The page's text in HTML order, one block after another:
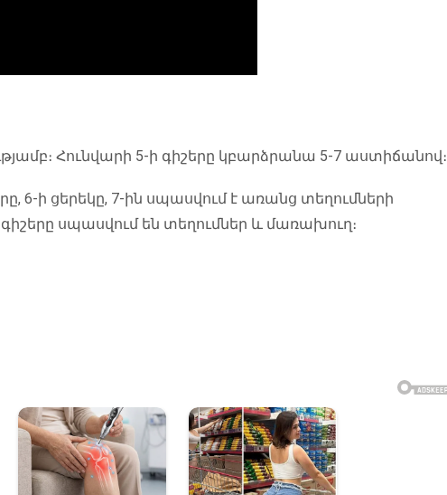
Հունվարի 5-ի գիշերը կբարձրանա 5-7 աստիճանով։
6-ի ցերեկը, 7-ին սպասվում է առանց տեղումների
սպասվում են տեղումներ և մառախուղ։